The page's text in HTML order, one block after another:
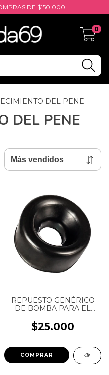
DE $150.000
0
DEL PENE
DEL PENE
REPUESTO GENÉRICO
DE BOMBA PARA EL
SLEEVE BLACK -
MEDIDA UNIVERSAL
$25.000